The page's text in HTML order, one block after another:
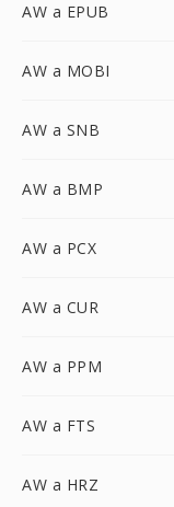
AW a EPUB
AW a MOBI
AW a SNB
AW a BMP
AW a PCX
AW a CUR
AW a PPM
AW a FTS
AW a HRZ